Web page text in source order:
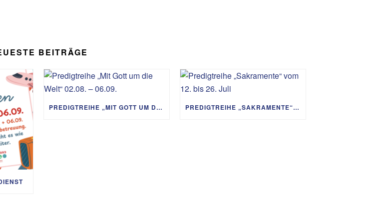
BEITRÄGE
PREDIGTREIHE „MIT GOTT UM DIE WELT“ 02.08. – 06.09. PREDIGTREIHE „SAKRAMENTE“ VOM 12. BIS 26. JULI